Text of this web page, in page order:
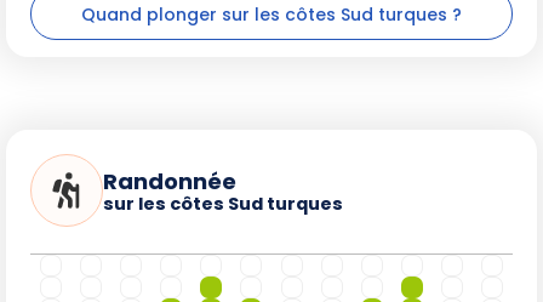
Quand plonger sur les côtes Sud turques ?
Randonnée
sur les côtes Sud turques